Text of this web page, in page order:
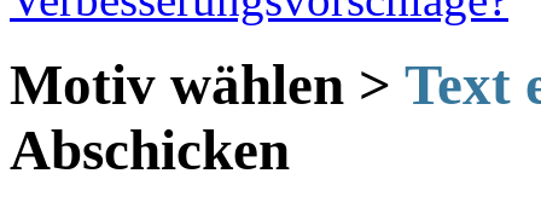
Motiv wählen > Text
Abschicken